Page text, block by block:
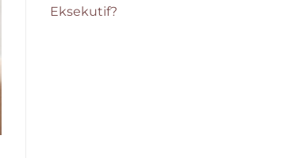
Eksekutif?